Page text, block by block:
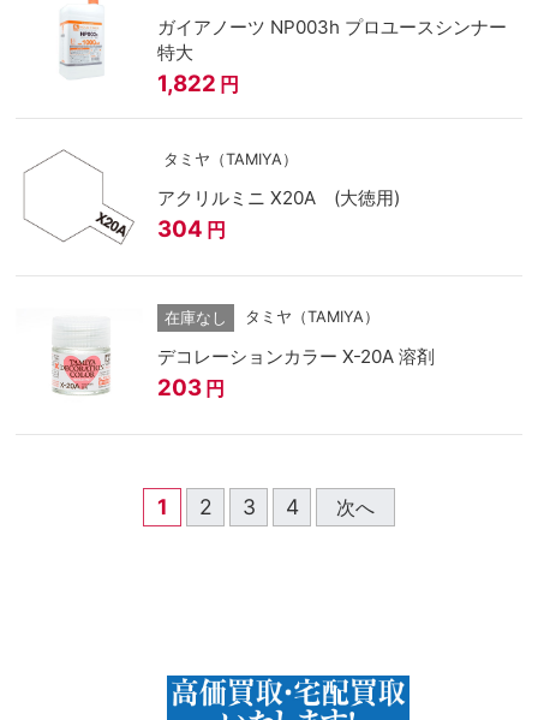
ガイアノーツ NP003h プロユースシンナー
特大
1,822 円
タミヤ（TAMIYA）
アクリルミニ X20A (大徳用)
304 円
在庫なし タミヤ（TAMIYA）
デコレーションカラー X-20A 溶剤
203 円
1 2 3 4 次へ